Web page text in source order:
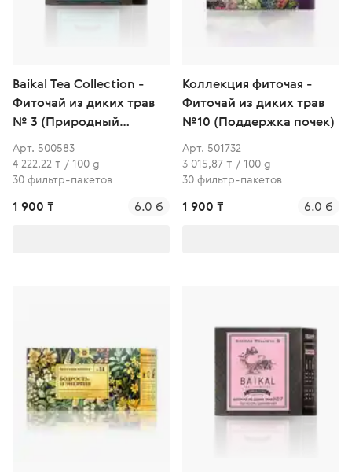
Baikal Tea Collection -
Фиточай из диких трав
№ 3 (Природный
антистресс)
Арт. 500583
4 222,22 ₸ / 100 g
30 фильтр-пакетов
1 900 ₸ 6.0 б
Коллекция фиточая -
Фиточай из диких трав
№10 (Поддержка почек)
Арт. 501732
3 015,87 ₸ / 100 g
30 фильтр-пакетов
1 900 ₸ 6.0 б